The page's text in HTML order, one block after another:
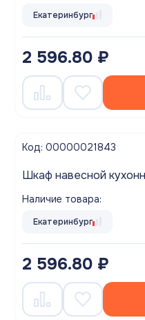
Екатеринбург
2 596.80 ₽
Код: 00000021843
Шкаф навесной
Наличие товара:
Екатеринбург
2 596.80 ₽